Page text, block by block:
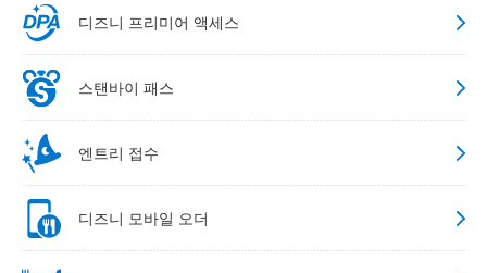
디즈니 프리미어 액세스
스탠바이 패스
엔트리 접수
디즈니 모바일 오더